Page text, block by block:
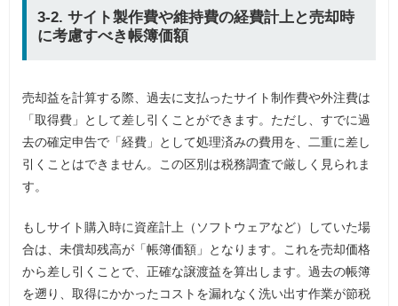
3-2. サイト製作費や維持費の経費計上と売却時
に考慮すべき帳簿価額
売却益を計算する際、過去に支払ったサイト制作費や外注費は
「取得費」として差し引くことができます。ただし、すでに過
去の確定申告で「経費」として処理済みの費用を、二重に差し
引くことはできません。この区別は税務調査で厳しく見られま
す。
もしサイト購入時に資産計上（ソフトウェアなど）していた場
合は、未償却残高が「帳簿価額」となります。これを売却価格
から差し引くことで、正確な譲渡益を算出します。過去の帳簿
を遡り、取得にかかったコストを漏れなく洗い出す作業が節税